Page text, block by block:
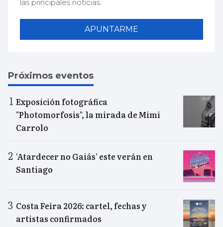
las principales noticias.
APUNTARME
Próximos eventos
Exposición fotográfica
"Photomorfosis", la mirada de Mimi
Carrolo
‘Atardecer no Gaiás’ este verán en
Santiago
Costa Feira 2026: cartel, fechas y
artistas confirmados